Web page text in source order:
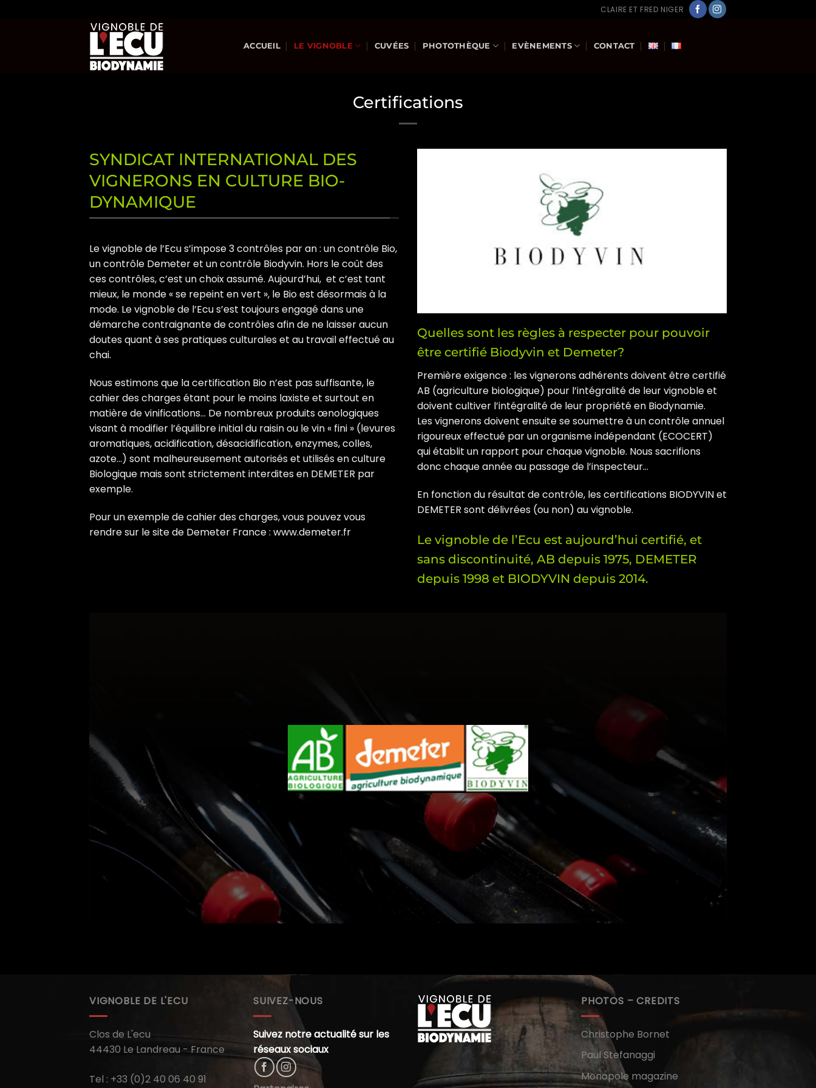
CLAIRE ET FRED NIGER
ACCUEIL LE VIGNOBLE CUVÉES PHOTOTHÈQUE EVÈNEMENTS CONTACT
Certifications
SYNDICAT INTERNATIONAL DES
VIGNERONS EN CULTURE BIO-
DYNAMIQUE
Le vignoble de l’Ecu s’impose 3 contrôles par an : un contrôle Bio,
un contrôle Demeter et un contrôle Biodyvin. Hors le coût des
ces contrôles, c’est un choix assumé. Aujourd’hui, et c’est tant
mieux, le monde « se repeint en vert », le Bio est désormais à la
mode. Le vignoble de l’Ecu s’est toujours engagé dans une
démarche contraignante de contrôles afin de ne laisser aucun
doutes quant à ses pratiques culturales et au travail effectué au
chai.
Nous estimons que la certification Bio n’est pas suffisante, le
cahier des charges étant pour le moins laxiste et surtout en
matière de vinifications… De nombreux produits œnologiques
visant à modifier l’équilibre initial du raisin ou le vin « fini » (levures
aromatiques, acidification, désacidification, enzymes, colles,
azote…) sont malheureusement autorisés et utilisés en culture
Biologique mais sont strictement interdites en DEMETER par
exemple.
Pour un exemple de cahier des charges, vous pouvez vous
rendre sur le site de Demeter France : www.demeter.fr
Quelles sont les règles à respecter pour pouvoir
être certifié Biodyvin et Demeter?
Première exigence : les vignerons adhérents doivent être certifié
AB (agriculture biologique) pour l’intégralité de leur vignoble et
doivent cultiver l’intégralité de leur propriété en Biodynamie.
Les vignerons doivent ensuite se soumettre à un contrôle annuel
rigoureux effectué par un organisme indépendant (ECOCERT)
qui établit un rapport pour chaque vignoble. Nous sacrifions
donc chaque année au passage de l’inspecteur…
En fonction du résultat de contrôle, les certifications BIODYVIN et
DEMETER sont délivrées (ou non) au vignoble.
Le vignoble de l’Ecu est aujourd’hui certifié, et
sans discontinuité, AB depuis 1975, DEMETER
depuis 1998 et BIODYVIN depuis 2014.
VIGNOBLE DE L'ECU
Clos de L'ecu
44430 Le Landreau - France
Tel : +33 (0)2 40 06 40 91
SUIVEZ-NOUS
Suivez notre actualité sur les
réseaux sociaux
PHOTOS – CREDITS
Christophe Bornet
Paul Stefanaggi
Monopole magazine